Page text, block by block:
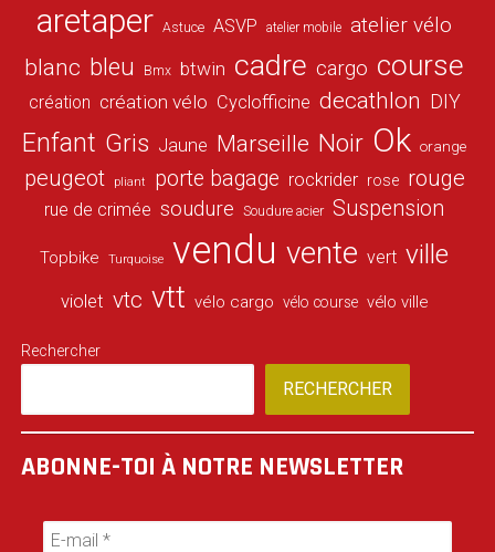
aretaper Astuce ASVP atelier mobile atelier vélo
blanc bleu Bmx btwin cadre cargo course
création création vélo Cyclofficine decathlon DIY
Enfant Gris Jaune Marseille Noir Ok orange
peugeot pliant porte bagage rockrider rose rouge
rue de crimée soudure Soudure acier Suspension
Topbike Turquoise vendu vente vert ville
violet vtc vtt vélo cargo vélo course vélo ville
Rechercher
RECHERCHER
ABONNE-TOI À NOTRE NEWSLETTER